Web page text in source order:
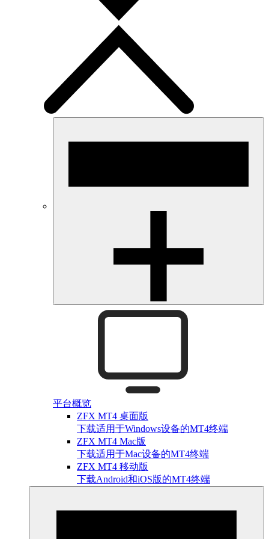
平台概览
ZFX MT4 桌面版
下载适用于Windows设备的MT4终端
ZFX MT4 Mac版
下载适用于Mac设备的MT4终端
ZFX MT4 移动版
下载Android和iOS版的MT4终端